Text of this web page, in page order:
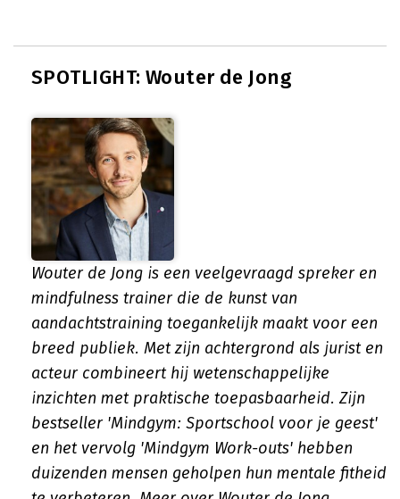
SPOTLIGHT: Wouter de Jong
Wouter de Jong is een veelgevraagd spreker en
mindfulness trainer die de kunst van
aandachtstraining toegankelijk maakt voor een
breed publiek. Met zijn achtergrond als jurist en
acteur combineert hij wetenschappelijke
inzichten met praktische toepasbaarheid. Zijn
bestseller 'Mindgym: Sportschool voor je geest'
en het vervolg 'Mindgym Work-outs' hebben
duizenden mensen geholpen hun mentale fitheid